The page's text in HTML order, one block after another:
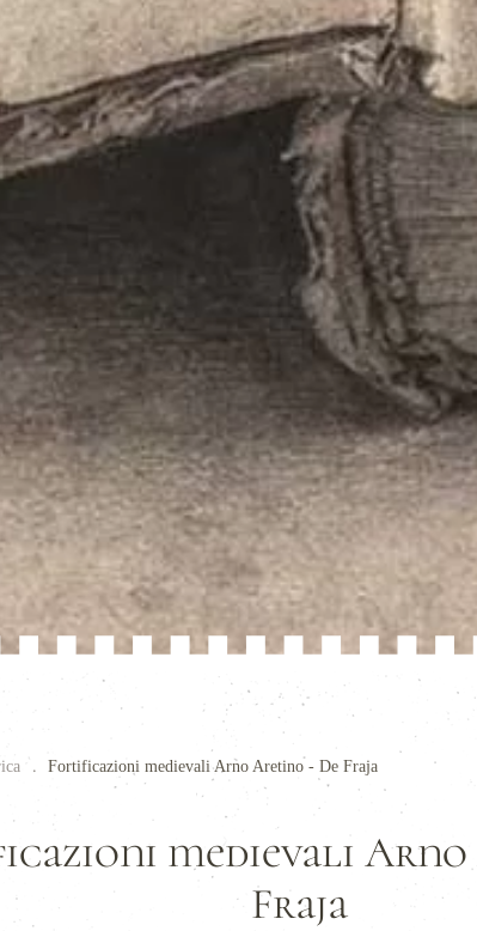
Fortificazioni medievali Arno Aretino - De Fraja
medievali Arno
Fraja